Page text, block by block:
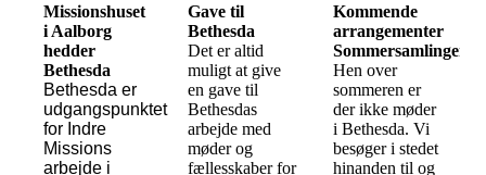
Missionshuset
i Aalborg
hedder
Bethesda
Bethesda er
udgangspunktet
for Indre
Missions
arbejde i
Gave til
Bethesda
Det er altid
muligt at give
en gave til
Bethesdas
arbejde med
møder og
fællesskaber for
Kommende
arrangementer
Sommersamlinger
Hen over
sommeren er
der ikke møder
i Bethesda. Vi
besøger i stedet
hinanden til og